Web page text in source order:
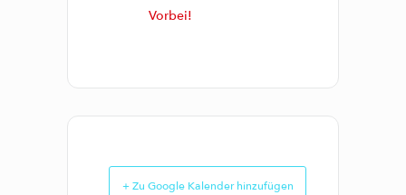
Vorbei!
+ Zu Google Kalender hinzufügen